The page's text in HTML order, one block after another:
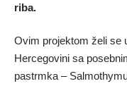
riba.
Ovim projektom želi se
Hercegovini sa
pastrmka –